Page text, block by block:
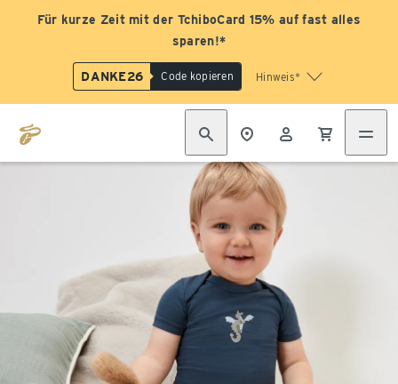
Für kurze Zeit mit der TchiboCard 15% auf fast alles
sparen!*
DANKE26 Code kopieren Hinweis*